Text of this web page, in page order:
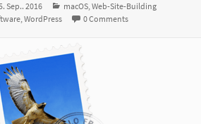
Sep.. 2016 Kategorien
macOS,Web-Site-Building
,WordPress 0 Comments